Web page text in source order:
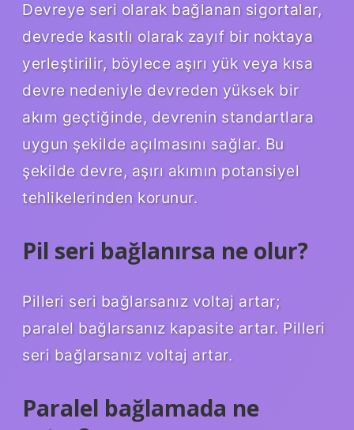
Devreye seri olarak bağlanan sigortalar,
devrede kasıtlı olarak zayıf bir noktaya
yerleştirilir, böylece aşırı yük veya kısa
devre nedeniyle devreden yüksek bir
akım geçtiğinde, devrenin standartlara
uygun şekilde açılmasını sağlar. Bu
şekilde devre, aşırı akımın potansiyel
tehlikelerinden korunur.
Pil seri bağlanırsa ne olur?
Pilleri seri bağlarsanız voltaj artar;
paralel bağlarsanız kapasite artar. Pilleri
seri bağlarsanız voltaj artar.
Paralel bağlamada ne